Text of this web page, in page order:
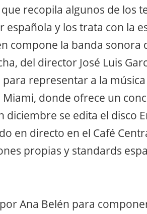
recopila algunos de los
y los trata con la
compone la banda sonora
del director José Luis
para representar a la
donde ofrece un
diciembre se edita el disco
en directo en el Café
propias y standards
Ana Belén para